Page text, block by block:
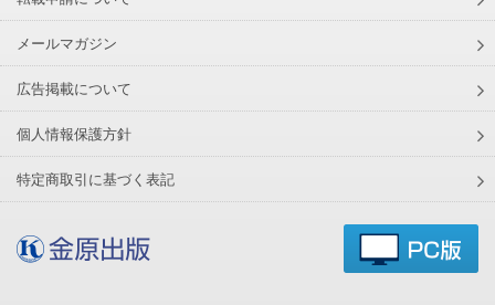
メールマガジン
広告掲載について
個人情報保護方針
特定商取引に基づく表記